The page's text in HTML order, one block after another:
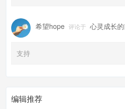
希望hope 评论于 心灵成长
支持
编辑推荐